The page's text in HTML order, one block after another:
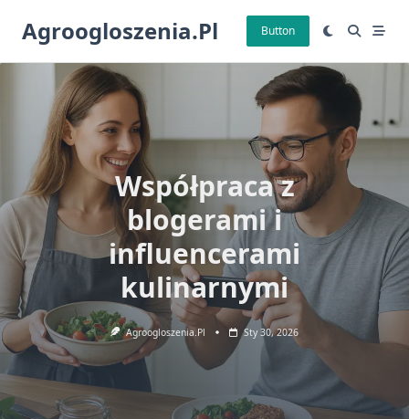
Agroogloszenia.pl Button
Współpraca z
blogerami i
influencerami
kulinarnymi
Agroogloszenia.pl Sty 30, 2026